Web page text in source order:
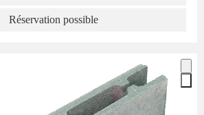
Réservation possible